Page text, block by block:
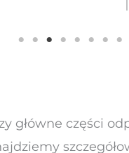
główne części